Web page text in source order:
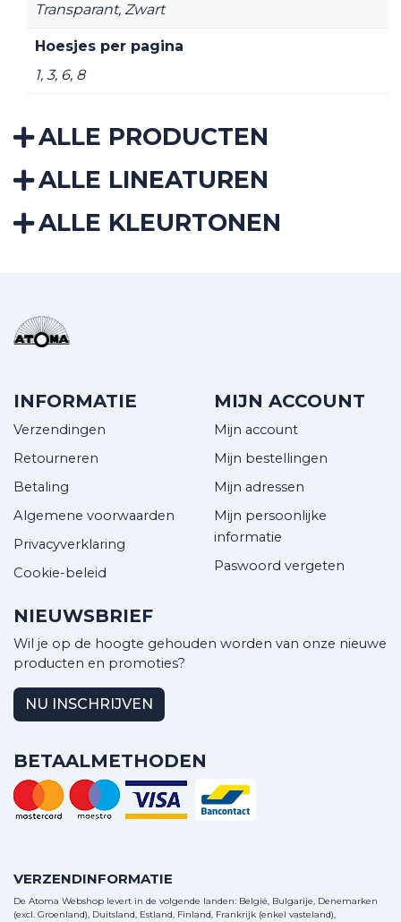
Transparant, Zwart
Hoesjes per pagina
1, 3, 6, 8
ALLE PRODUCTEN
ALLE LINEATUREN
ALLE KLEURTONEN
INFORMATIE
Verzendingen
Retourneren
Betaling
Algemene voorwaarden
Privacyverklaring
Cookie-beleid
MIJN ACCOUNT
Mijn account
Mijn bestellingen
Mijn adressen
Mijn persoonlijke
informatie
Paswoord vergeten
NIEUWSBRIEF
Wil je op de hoogte gehouden worden van onze nieuwe
producten en promoties?
NU INSCHRIJVEN
BETAALMETHODEN
VERZENDINFORMATIE
De Atoma Webshop levert in de volgende landen: België, Bulgarije, Denemarken
(excl. Groenland), Duitsland, Estland, Finland, Frankrijk (enkel vasteland),